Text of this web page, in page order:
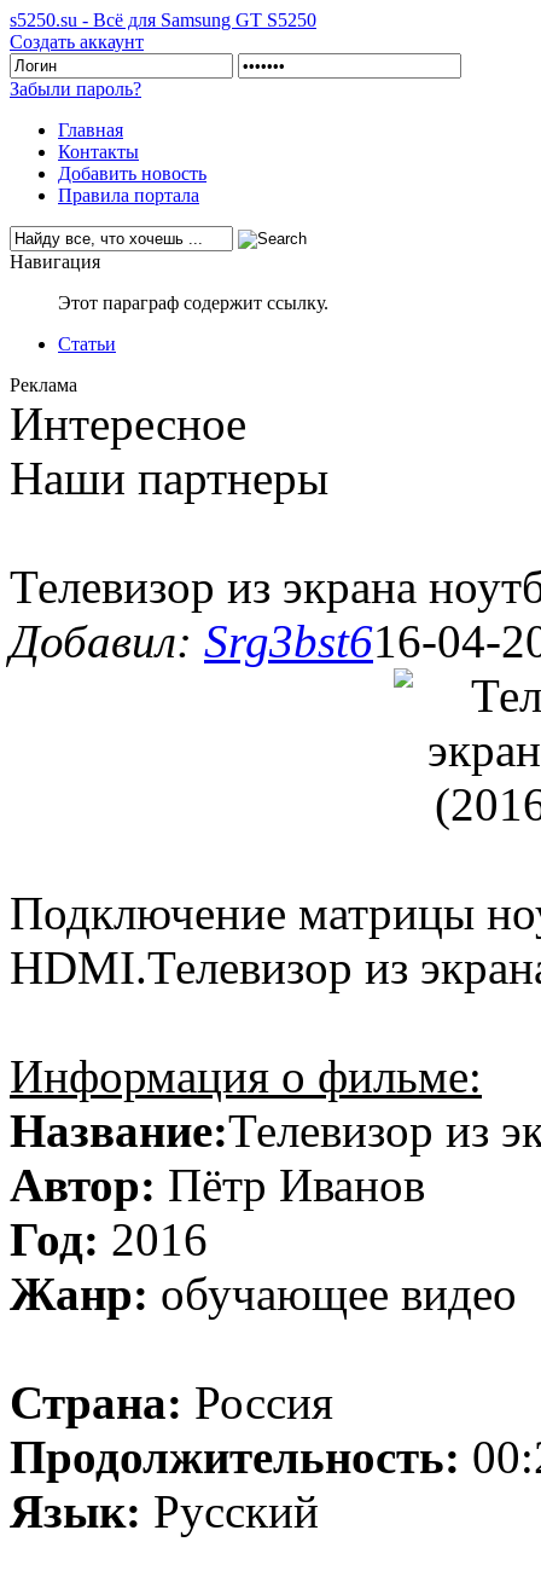
s5250.su - Всё для Samsung GT S5250
Создать аккаунт
Забыли пароль?
Главная
Контакты
Добавить новость
Правила портала
Навигация
Этот параграф содержит ссылку.
Статьи
Реклама
Интересное
Наши партнеры
Телевизор из экрана
Добавил: Srg3bst616-04-
Подключение матрицы
HDMI.Телевизор из
Информация о фильме:
Название:Телевизор из
Автор: Пётр Иванов
Год: 2016
Жанр: обучающее видео
Страна: Россия
Продолжительность:
Язык: Русский